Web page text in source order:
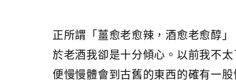
正所謂「薑愈老愈辣，酒愈老愈醇
於老酒我卻是十分傾心。以前我不
便慢慢體會到古舊的東西的確有一